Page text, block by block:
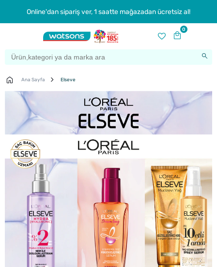
Online'dan sipariş ver, 1 saatte mağazadan ücretsiz al!
0
Ana Sayfa Elseve